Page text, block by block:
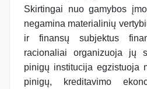
Skirtingai nuo gamybos
negamina materialinių
ir finansų subjektus
racionaliai organizuoja jų
pinigų institucija egzistuoja
pinigų, kreditavimo